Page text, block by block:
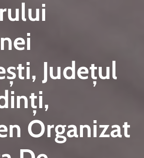
Județul
Organizat